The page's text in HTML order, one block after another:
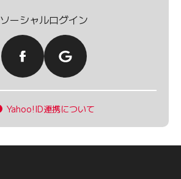
ソーシャルログイン
Yahoo!ID連携について